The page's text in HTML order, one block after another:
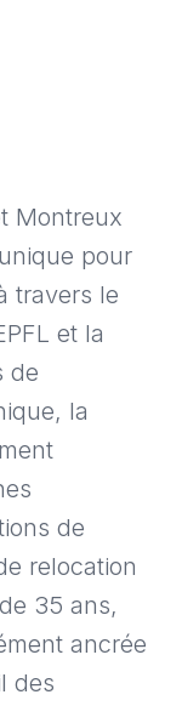
Montreux
pour
travers le
et la
de
la
de
relocation
35 ans,
ancrée
des